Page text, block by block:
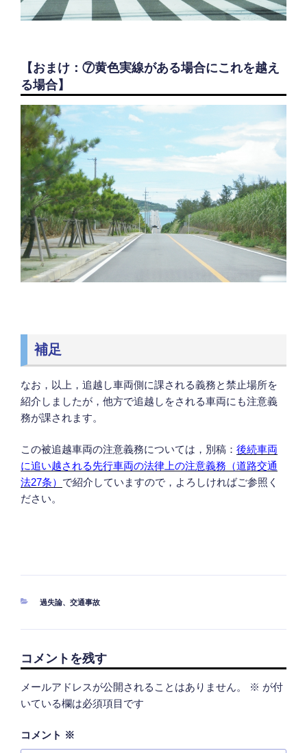
【おまけ：⑦黄色実線がある場合にこれを越え
る場合】
補足
なお，以上，追越し車両側に課される義務と禁止場所を
紹介しましたが，他方で追越しをされる車両にも注意義
務が課されます。
この被追越車両の注意義務については，別稿： 後続車両
に追い越される先行車両の法律上の注意義務（道路交通
法27条） で紹介していますので，よろしければご参照く
ださい。
カ
過失論、 交通事故
コメントを残す
メールアドレスが公開されることはありません。 ※ が付
いている欄は必須項目です
コメント ※